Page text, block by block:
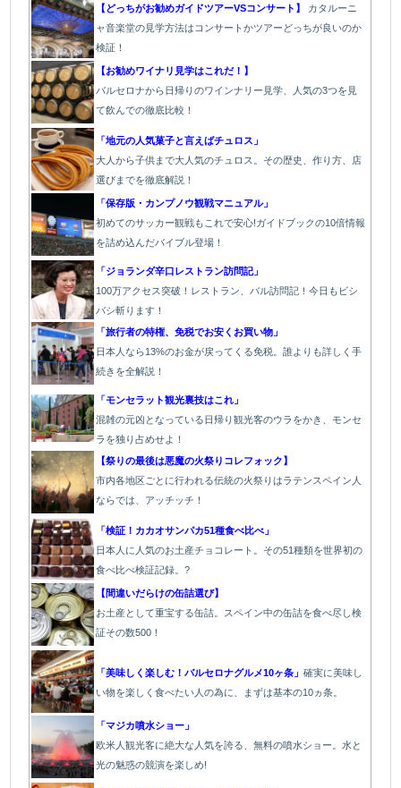
【どっちがお勧めガイドツアーVSコンサート】 カタルーニ
ャ音楽堂の見学方法はコンサートかツアーどっちが良いのか
検証！
【お勧めワイナリ見学はこれだ！】
バルセロナから日帰りのワインナリー見学、人気の3つを見
て飲んでの徹底比較！
「地元の人気菓子と言えばチュロス」
大人から子供まで大人気のチュロス。その歴史、作り方、店
選びまでを徹底解説！
「保存版・カンプノウ観戦マニュアル」
初めてのサッカー観戦もこれで安心!ガイドブックの10倍情報
を詰め込んだバイブル登場！
「ジョランダ辛口レストラン訪問記」
100万アクセス突破！レストラン、バル訪問記！今日もビシ
バシ斬ります！
「旅行者の特権、免税でお安くお買い物」
日本人なら13%のお金が戻ってくる免税。誰よりも詳しく手
続きを全解説！
「モンセラット観光裏技はこれ」
混雑の元凶となっている日帰り観光客のウラをかき、モンセ
ラを独り占めせよ！
【祭りの最後は悪魔の火祭りコレフォック】
市内各地区ごとに行われる伝統の火祭りはラテンスペイン人
ならでは、アッチッチ！
「検証！カカオサンパカ51種食べ比べ」
日本人に人気のお土産チョコレート。その51種類を世界初の
食べ比べ検証記録。?
【間違いだらけの缶詰選び】
お土産として重宝する缶詰。スペイン中の缶詰を食べ尽し検
証その数500！
「美味しく楽しむ！バルセロナグルメ10ヶ条」確実に美味し
い物を楽しく食べたい人の為に、まずは基本の10ヵ条。
「マジカ噴水ショー」
欧米人観光客に絶大な人気を誇る、無料の噴水ショー。水と
光の魅惑の競演を楽しめ!